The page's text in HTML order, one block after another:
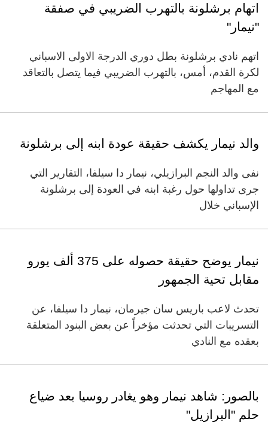
اتهام برشلونة بالتهرب الضريبي في صفقة
"نيمار"
اتهم نادي برشلونة بطل دوري الدرجة الاولى الاسباني
لكرة القدم، أمس، بالتهرب الضريبي فيما يتصل بالتعاقد
مع المهاجم
والد نيمار يكشف حقيقة عودة ابنه إلى برشلونة
نفى والد النجم البرازيلي، نيمار دا سيلفا، التقارير التي
جرى تداولها حول رغبة ابنه في العودة إلى برشلونة
الإسباني خلال
نيمار يوضح حقيقة حصوله على 375 ألف يورو
مقابل تحية الجمهور
تحدث لاعب ​باريس​ سان جيرمان، ​نيمار دا سيلفا​، عن
التسريبات التي تحدثت مؤخراً عن بعض البنود المتعلقة
بعقده مع النادي
بالصور: شاهد نيمار وهو يغادر روسيا بعد ضياع
حلم "البرازيل"